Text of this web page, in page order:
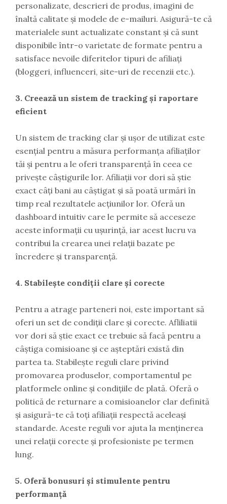
personalizate, descrieri de produs, imagini de
înaltă calitate și modele de e-mailuri. Asigură-te că
materialele sunt actualizate constant și că sunt
disponibile într-o varietate de formate pentru a
satisface nevoile diferitelor tipuri de afiliați
(bloggeri, influenceri, site-uri de recenzii etc.).
3. Creează un sistem de tracking și raportare
eficient
Un sistem de tracking clar și ușor de utilizat este
esențial pentru a măsura performanța afiliaților
tăi și pentru a le oferi transparență în ceea ce
privește câștigurile lor. Afiliații vor dori să știe
exact câți bani au câștigat și să poată urmări în
timp real rezultatele acțiunilor lor. Oferă un
dashboard intuitiv care le permite să acceseze
aceste informații cu ușurință, iar acest lucru va
contribui la crearea unei relații bazate pe
încredere și transparență.
4. Stabilește condiții clare și corecte
Pentru a atrage parteneri noi, este important să
oferi un set de condiții clare și corecte. Afliliatii
vor dori să știe exact ce trebuie să facă pentru a
câștiga comisioane și ce așteptări există din
partea ta. Stabilește reguli clare privind
promovarea produselor, comportamentul pe
platformele online și condițiile de plată. Oferă o
politică de returnare a comisioanelor clar definită
și asigură-te că toți afiliații respectă aceleași
standarde. Aceste reguli vor ajuta la menținerea
unei relații corecte și profesioniste pe termen
lung.
5. Oferă bonusuri și stimulente pentru
performanță